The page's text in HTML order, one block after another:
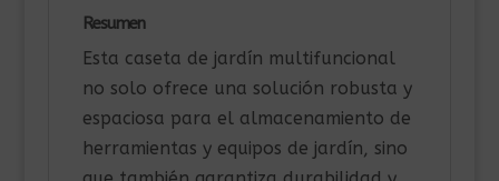
Resumen
Esta caseta de jardín multifuncional
no solo ofrece una solución robusta y
espaciosa para el almacenamiento de
herramientas y equipos de jardín, sino